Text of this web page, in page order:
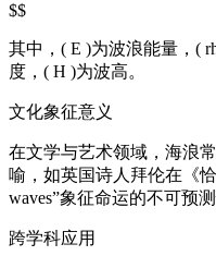
$$
其中，( E )为波浪能量，(
度，( H )为波高。
文化象征意义
在文学与艺术领域，海浪
喻，如英国诗人拜伦在《
waves”象征命运的不可预测
跨学科应用